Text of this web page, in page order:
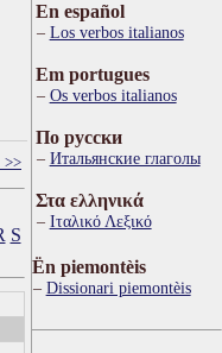
>>
S
En español
Los verbos italianos
Em portugues
Os verbos italianos
По русски
Итальянские глаголы
Στα ελληνικά
Ιταλικό Λεξικό
Ën piemontèis
Dissionari piemontèis